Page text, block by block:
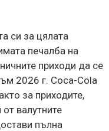
си за цялата
печалба на
приходи да се
2026 г. Coca-Cola
за приходите,
валутните
пълна